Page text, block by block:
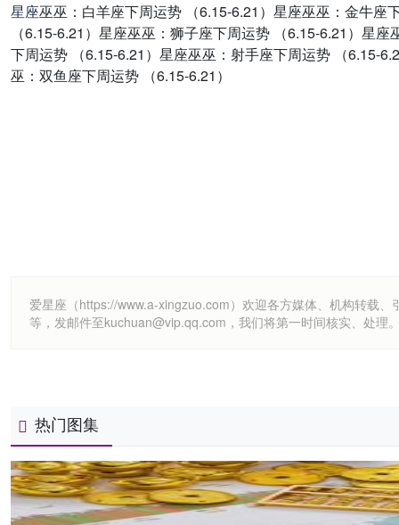
星座巫巫：白羊座下周运势 （6.15-6.21）星座巫巫：金牛
（6.15-6.21）星座巫巫：狮子座下周运势 （6.15-6.21）星
下周运势 （6.15-6.21）星座巫巫：射手座下周运势 （6.15-
巫：双鱼座下周运势 （6.15-6.21）
爱星座（https://www.a-xingzuo.com）欢迎各方媒体、机构转载
等，发邮件至kuchuan@vip.qq.com，我们将第一时间核实、处理
热门图集